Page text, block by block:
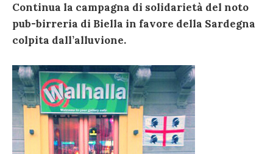
Continua la campagna di solidarietà del noto
pub-birreria di Biella in favore della Sardegna
colpita dall’alluvione.